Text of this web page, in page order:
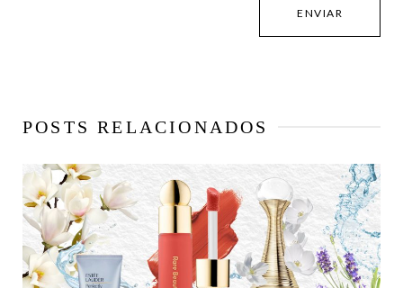
POSTS RELACIONADOS